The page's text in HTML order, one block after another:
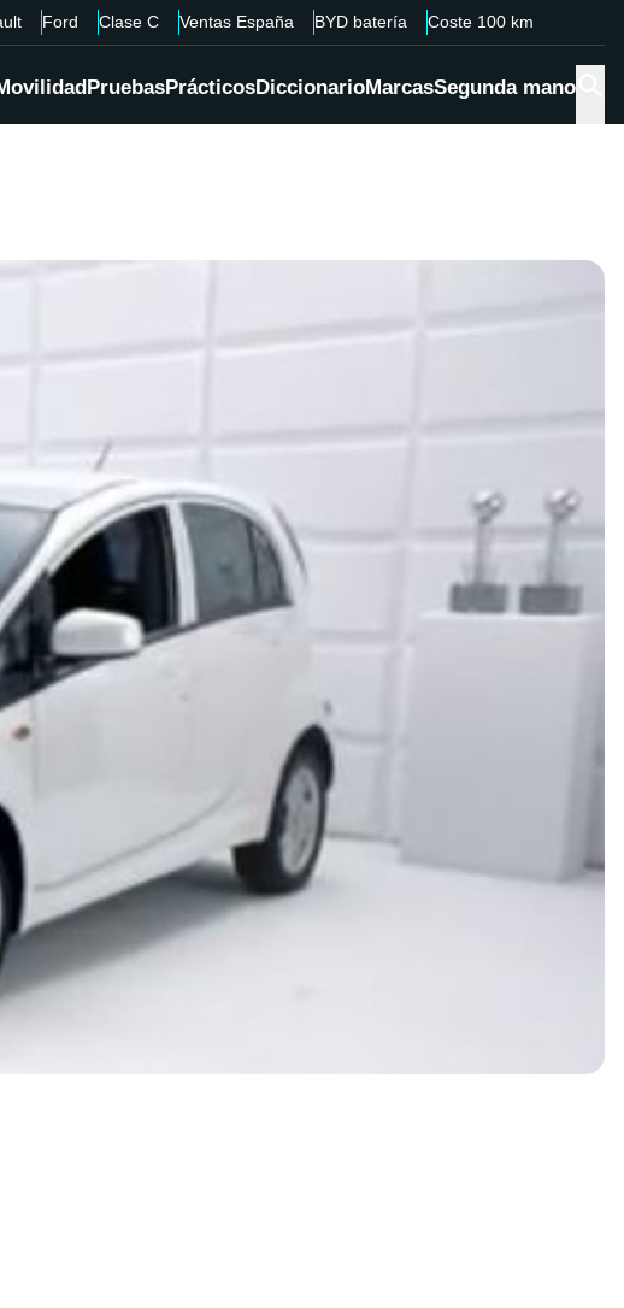
Ford Clase C Ventas España BYD batería Coste 100 km
PruebasPrácticosDiccionarioMarcasSegunda mano